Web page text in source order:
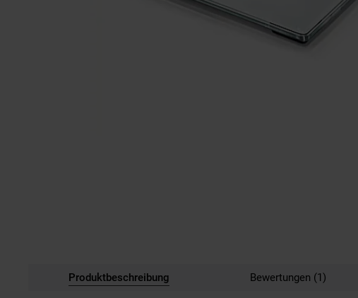
Produktbeschreibung Bewertungen (1)